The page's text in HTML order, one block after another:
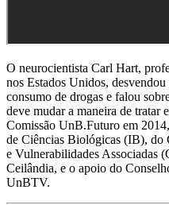
O neurocientista Carl Hart,
nos Estados Unidos,
consumo de drogas e falou
deve mudar a maneira de tratar
Comissão UnB.Futuro em
de Ciências Biológicas (IB), do
e Vulnerabilidades Associadas
Ceilândia, e o apoio do
UnBTV.